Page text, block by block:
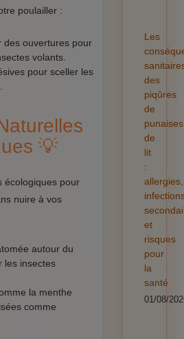
poulailler :
des ouvertures pour
volants.
pour sceller les
💡
écologiques pour
nuire à vos
autour du
les insectes
la menthe
comme
Les
des
piqûres
de
punaises
de
lit
:
allergies,
et
risques
pour
la
santé
01/08/